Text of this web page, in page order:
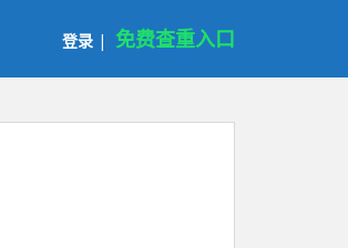
登录 | 免费查重入口